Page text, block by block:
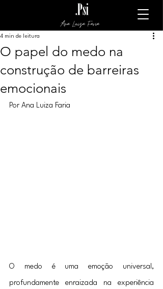
Ana Luiza Faria
O papel do medo na
construção de barreiras
emocionais
4 min de leitura
Por Ana Luiza Faria
O medo é uma emoção universal,
profundamente enraizada na experiência